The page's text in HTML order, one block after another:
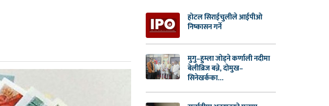
होटल सिराईचुलीले आईपीओ
निष्कासन गर्ने
मुगु–हुम्ला जोड्ने कर्णाली नदीमा
बेलीब्रिज बन्ने, दोमुख–
सिनेखर्कका...